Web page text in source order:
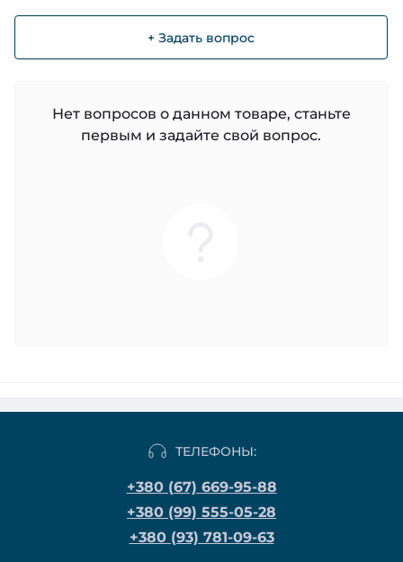
+ Задать вопрос
Нет вопросов о данном товаре, станьте
первым и задайте свой вопрос.
ТЕЛЕФОНЫ:
+380 (67) 669-95-88
+380 (99) 555-05-28
+380 (93) 781-09-63